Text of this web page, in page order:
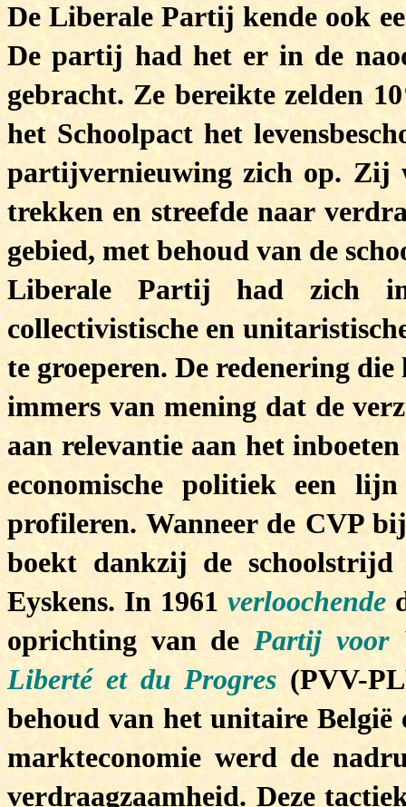
De Liberale Partij kende ook
De partij had het er in de
gebracht. Ze bereikte zelden
het Schoolpact het
partijvernieuwing zich op. Zij
trekken en streefde naar
gebied, met behoud van de
Liberale Partij had zich
collectivistische en
te groeperen. De redenering
immers van mening dat de
aan relevantie aan het
economische politiek een
profileren. Wanneer de CVP
boekt dankzij de
Eyskens. In 1961 verloochende
oprichting van dePartij voor
Liberté et du Progres (PVV-
behoud van het unitaire
markteconomie werd de
verdraagzaamheid. Deze